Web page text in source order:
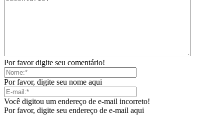
Por favor digite seu comentário!
Por favor, digite seu nome aqui
Você digitou um endereço de e-mail incorreto!
Por favor, digite seu endereço de e-mail aqui